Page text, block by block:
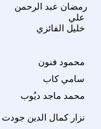
رمضان عبد الرحمن
علي
خليل الفائزي
محمود فنون
سامي كاب
محمد ماجد ديُوب
نزار كمال الدين جودت